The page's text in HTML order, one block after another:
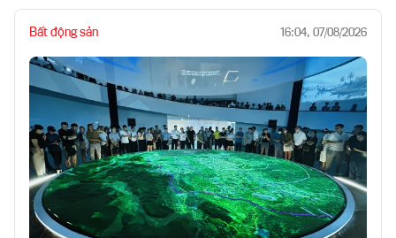
Bất động sản 16:04, 07/08/2026